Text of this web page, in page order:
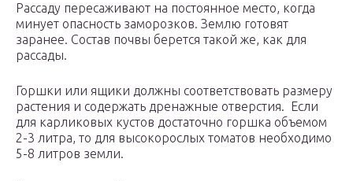
Рассаду пересаживают на постоянное место, когда
минует опасность заморозков. Землю готовят
заранее. Состав почвы берется такой же, как для
рассады.
Горшки или ящики должны соответствовать размеру
растения и содержать дренажные отверстия. Если
для карликовых кустов достаточно горшка объемом
2-3 литра, то для высокорослых томатов необходимо
5-8 литров земли.